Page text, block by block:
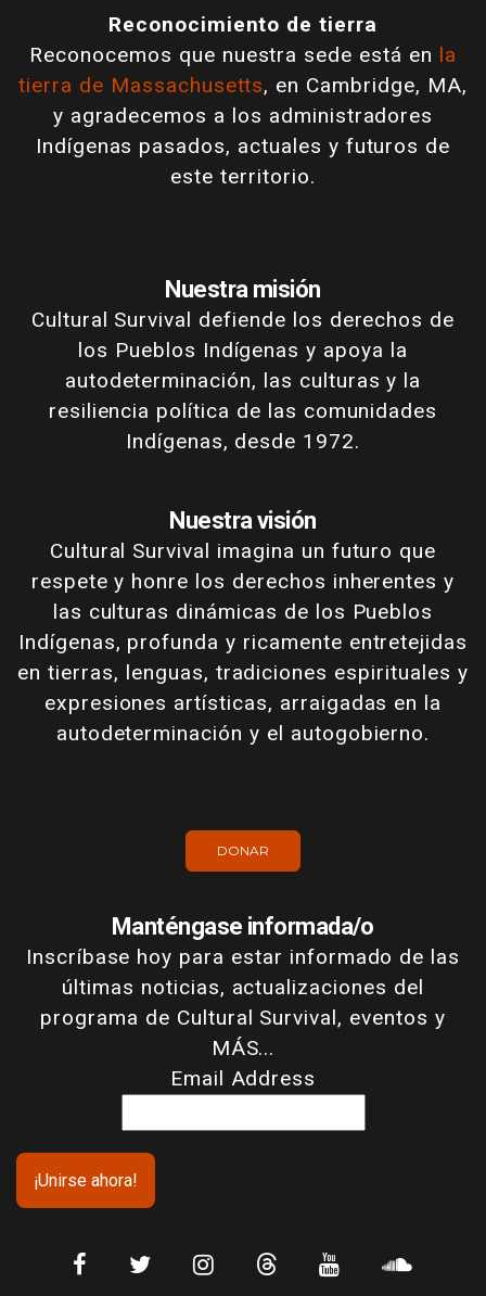
Reconocimiento de tierra
Reconocemos que nuestra sede está en la
tierra de Massachusetts, en Cambridge, MA,
y agradecemos a los administradores
Indígenas pasados, actuales y futuros de
este territorio.
Nuestra misión
Cultural Survival defiende los derechos de
los Pueblos Indígenas y apoya la
autodeterminación, las culturas y la
resiliencia política de las comunidades
Indígenas, desde 1972.
Nuestra visión
Cultural Survival imagina un futuro que
respete y honre los derechos inherentes y
las culturas dinámicas de los Pueblos
Indígenas, profunda y ricamente entretejidas
en tierras, lenguas, tradiciones espirituales y
expresiones artísticas, arraigadas en la
autodeterminación y el autogobierno.
DONAR
Manténgase informada/o
Inscríbase hoy para estar informado de las
últimas noticias, actualizaciones del
programa de Cultural Survival, eventos y
MÁS...
Email Address